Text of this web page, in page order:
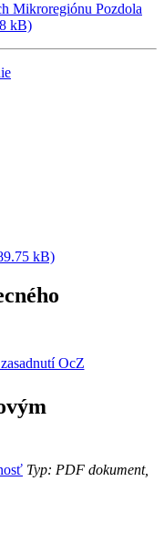
Mikroregiónu Pozdola
kB)
kB)
OcZ
Typ: PDF dokument,